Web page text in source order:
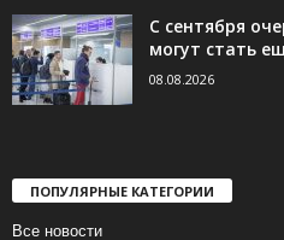
С сентября
могут стать
08.08.2026
ПОПУЛЯРНЫЕ КАТЕГОРИИ
Все новости